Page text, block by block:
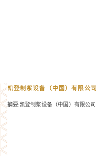
凯登制浆设备（中国）有限公司
摘要:凯登制浆设备（中国）有限公司